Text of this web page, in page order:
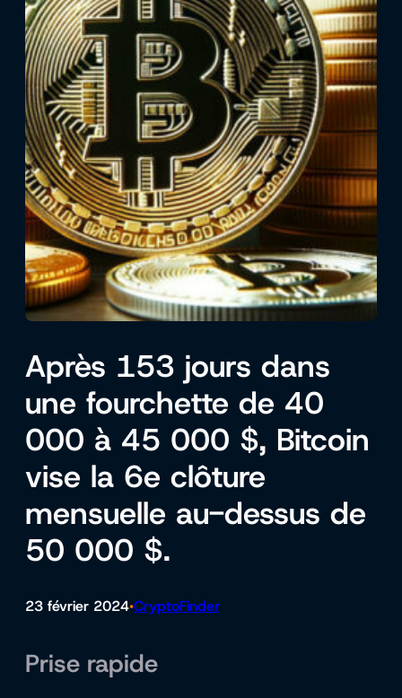
Après 153 jours dans
une fourchette de 40
000 à 45 000 $, Bitcoin
vise la 6e clôture
mensuelle au-dessus de
50 000 $.
23 février 2024•CryptoFinder
Prise rapide